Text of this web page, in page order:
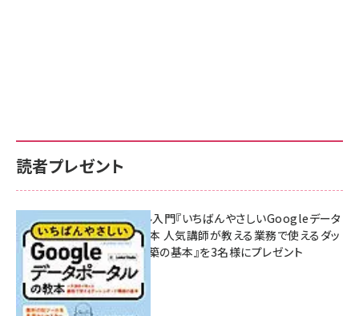
読者プレゼント
無料BIツール入門『いちばんやさしいGoogleデータ
ポータルの教本 人気講師が教える業務で使えるダッ
シュボード構築の基本』を3名様にプレゼント
7月31日 10:00